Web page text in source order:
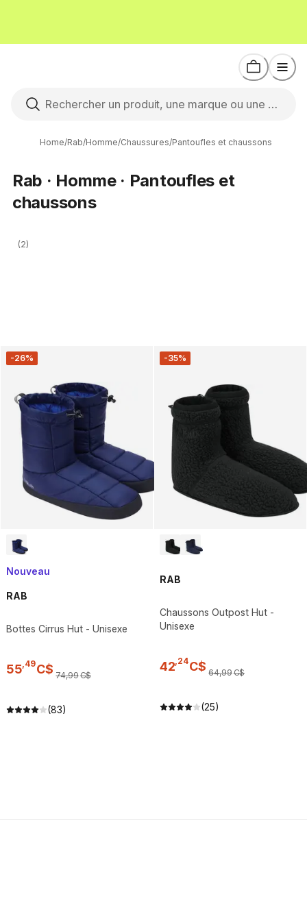
Home/Rab/Homme/Chaussures/Pantoufles et chaussons
Rab · Homme · Pantoufles et
chaussons
(2)
-26%
Nouveau
RAB
Bottes Cirrus Hut - Unisexe
55 49C$ 74,99C$
(83)
-35%
RAB
Chaussons Outpost Hut -
Unisexe
42 24C$ 64,99C$
(25)